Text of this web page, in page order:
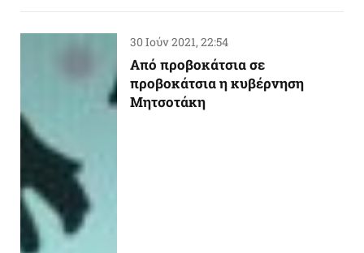
30 Ιούν 2021, 22:54
Από προβοκάτσια σε
προβοκάτσια η κυβέρνηση
Μητσοτάκη